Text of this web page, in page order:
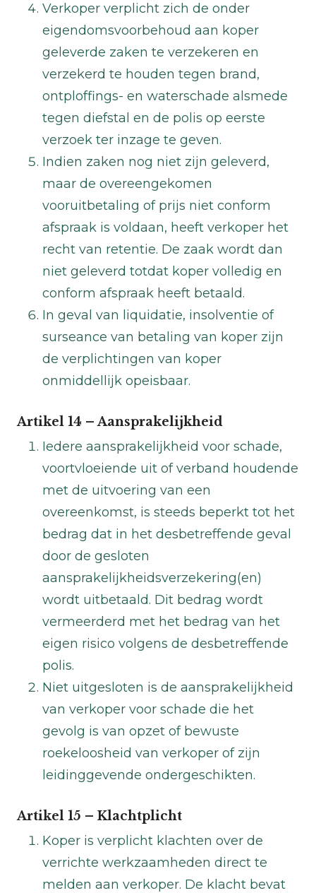
Verkoper verplicht zich de onder
eigendomsvoorbehoud aan koper
geleverde zaken te verzekeren en
verzekerd te houden tegen brand,
ontploffings- en waterschade alsmede
tegen diefstal en de polis op eerste
verzoek ter inzage te geven.
Indien zaken nog niet zijn geleverd,
maar de overeengekomen
vooruitbetaling of prijs niet conform
afspraak is voldaan, heeft verkoper het
recht van retentie. De zaak wordt dan
niet geleverd totdat koper volledig en
conform afspraak heeft betaald.
In geval van liquidatie, insolventie of
surseance van betaling van koper zijn
de verplichtingen van koper
onmiddellijk opeisbaar.
Artikel 14 – Aansprakelijkheid
Iedere aansprakelijkheid voor schade,
voortvloeiende uit of verband houdende
met de uitvoering van een
overeenkomst, is steeds beperkt tot het
bedrag dat in het desbetreffende geval
door de gesloten
aansprakelijkheidsverzekering(en)
wordt uitbetaald. Dit bedrag wordt
vermeerderd met het bedrag van het
eigen risico volgens de desbetreffende
polis.
Niet uitgesloten is de aansprakelijkheid
van verkoper voor schade die het
gevolg is van opzet of bewuste
roekeloosheid van verkoper of zijn
leidinggevende ondergeschikten.
Artikel 15 – Klachtplicht
Koper is verplicht klachten over de
verrichte werkzaamheden direct te
melden aan verkoper. De klacht bevat